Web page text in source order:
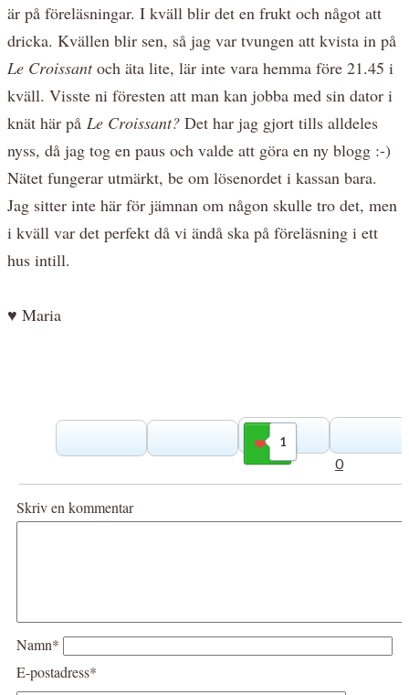
är på föreläsningar. I kväll blir det en frukt och något att
dricka. Kvällen blir sen, så jag var tvungen att kvista in på
Le Croissantoch äta lite, lär inte vara hemma före 21.45 i
kväll. Visste ni föresten att man kan jobba med sin dator i
knät här på Le Croissant? Det har jag gjort tills alldeles
nyss, då jag tog en paus och valde att göra en ny blogg :-)
Nätet fungerar utmärkt, be om lösenordet i kassan bara.
Jag sitter inte här för jämnan om någon skulle tro det, men
i kväll var det perfekt då vi ändå ska på föreläsning i ett
hus intill.
♥ Maria
1
Gilla
0
Skriv en kommentar
Namn*
E-postadress*